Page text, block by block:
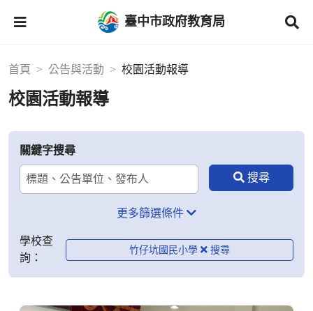
臺中市政府教育局
首頁 公告與活動 校園活動報導
校園活動報導
關鍵字搜尋
更多篩選條件
學校查
詢：
竹仔坑國民小學